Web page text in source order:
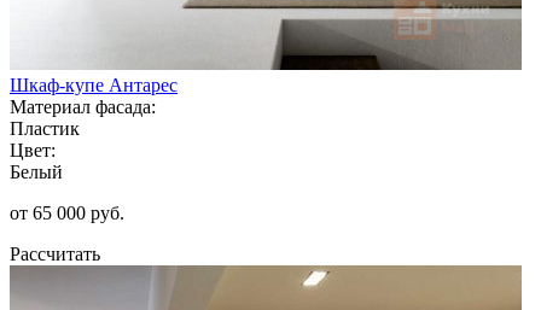
Шкаф-купе Антарес
Материал фасада:
Пластик
Цвет:
Белый
от 65 000 руб.
Рассчитать